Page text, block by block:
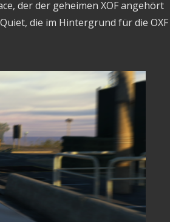
der der geheimen XOF angehört
die im Hintergrund für die OXF